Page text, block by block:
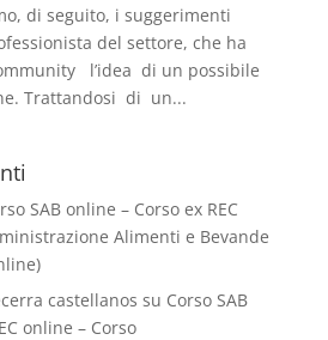
di seguito, i suggerimenti
del settore, che ha
l’idea di un possibile
Trattandosi di un...
SAB online – Corso ex REC
Alimenti e Bevande
castellanos su Corso SAB
online – Corso